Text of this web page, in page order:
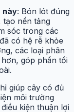
này: Bón lót đúng
tạo nền tảng
sóc trong các
có hệ rễ khỏe
các loại phân
góp phần tối
giúp cây có đủ
môi trường
kiện thuận lợi